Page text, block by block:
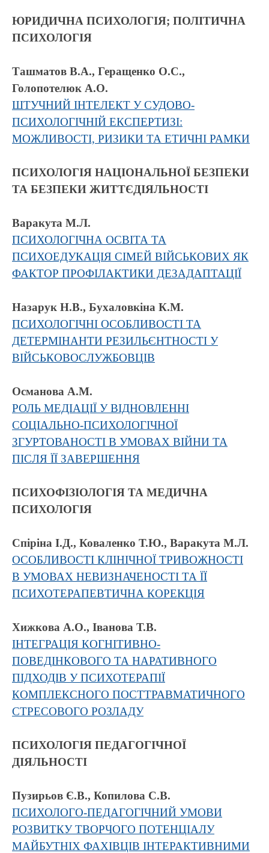
ЮРИДИЧНА ПСИХОЛОГІЯ; ПОЛІТИЧНА
ПСИХОЛОГІЯ
Ташматов В.А., Геращенко О.С.,
Голопотелюк А.О.
ШТУЧНИЙ ІНТЕЛЕКТ У СУДОВО-
ПСИХОЛОГІЧНІЙ ЕКСПЕРТИЗІ:
МОЖЛИВОСТІ, РИЗИКИ ТА ЕТИЧНІ РАМКИ
ПСИХОЛОГІЯ НАЦІОНАЛЬНОЇ БЕЗПЕКИ
ТА БЕЗПЕКИ ЖИТТЄДІЯЛЬНОСТІ
Варакута М.Л.
ПСИХОЛОГІЧНА ОСВІТА ТА
ПСИХОЕДУКАЦІЯ СІМЕЙ ВІЙСЬКОВИХ ЯК
ФАКТОР ПРОФІЛАКТИКИ ДЕЗАДАПТАЦІЇ
Назарук Н.В., Бухаловкіна К.М.
ПСИХОЛОГІЧНІ ОСОБЛИВОСТІ ТА
ДЕТЕРМІНАНТИ РЕЗИЛЬЄНТНОСТІ У
ВІЙСЬКОВОСЛУЖБОВЦІВ
Османова А.М.
РОЛЬ МЕДІАЦІЇ У ВІДНОВЛЕННІ
СОЦІАЛЬНО-ПСИХОЛОГІЧНОЇ
ЗГУРТОВАНОСТІ В УМОВАХ ВІЙНИ ТА
ПІСЛЯ ЇЇ ЗАВЕРШЕННЯ
ПСИХОФІЗІОЛОГІЯ ТА МЕДИЧНА
ПСИХОЛОГІЯ
Спіріна І.Д., Коваленко Т.Ю., Варакута М.Л.
ОСОБЛИВОСТІ КЛІНІЧНОЇ ТРИВОЖНОСТІ
В УМОВАХ НЕВИЗНАЧЕНОСТІ ТА ЇЇ
ПСИХОТЕРАПЕВТИЧНА КОРЕКЦІЯ
Хижкова А.О., Іванова Т.В.
ІНТЕГРАЦІЯ КОГНІТИВНО-
ПОВЕДІНКОВОГО ТА НАРАТИВНОГО
ПІДХОДІВ У ПСИХОТЕРАПІЇ
КОМПЛЕКСНОГО ПОСТТРАВМАТИЧНОГО
СТРЕСОВОГО РОЗЛАДУ
ПСИХОЛОГІЯ ПЕДАГОГІЧНОЇ
ДІЯЛЬНОСТІ
Пузирьов Є.В., Копилова С.В.
ПСИХОЛОГО-ПЕДАГОГІЧНИЙ УМОВИ
РОЗВИТКУ ТВОРЧОГО ПОТЕНЦІАЛУ
МАЙБУТНІХ ФАХІВЦІВ ІНТЕРАКТИВНИМИ